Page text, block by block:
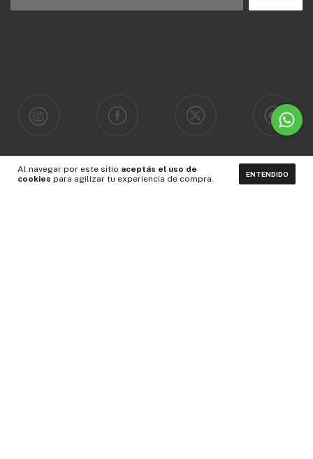
Al navegar por este sitio aceptás el uso de
cookies para agilizar tu experiencia de compra. ENTENDIDO